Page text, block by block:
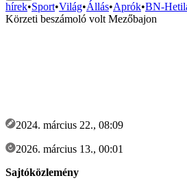
hírek•Sport•Világ•Állás•Aprók•BN-
Körzeti beszámoló volt Mezőbajon
2024. március 22., 08:09
2026. március 13., 00:01
Sajtóközlemény